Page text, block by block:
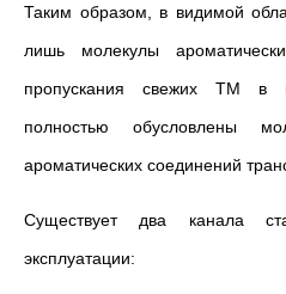
Таким образом, в видимой
лишь молекулы
пропускания свежих ТМ в
полностью обусловлены
ароматических соединений
Существует два канала
эксплуатации: